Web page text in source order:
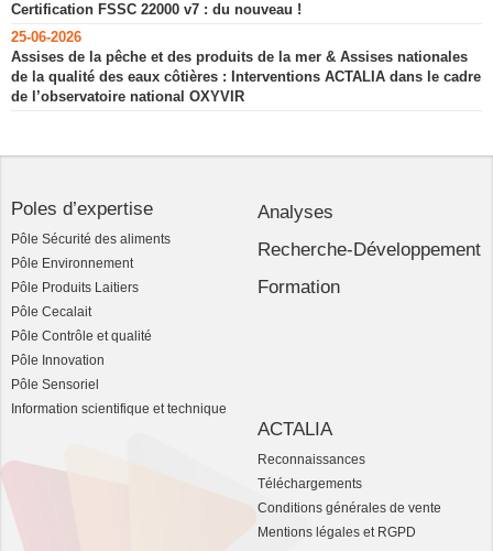
Certification FSSC 22000 v7 : du nouveau !
25-06-2026
Assises de la pêche et des produits de la mer & Assises nationales
de la qualité des eaux côtières : Interventions ACTALIA dans le cadre
de l’observatoire national OXYVIR
Poles d’expertise
Pôle Sécurité des aliments
Pôle Environnement
Pôle Produits Laitiers
Pôle Cecalait
Pôle Contrôle et qualité
Pôle Innovation
Pôle Sensoriel
Information scientifique et technique
Analyses
Recherche-Développement
Formation
ACTALIA
Reconnaissances
Téléchargements
Conditions générales de vente
Mentions légales et RGPD